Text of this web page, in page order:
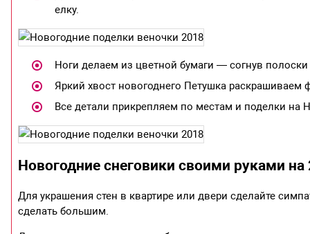
елку.
Ноги делаем из цветной бумаги — согнув
Яркий хвост новогоднего Петушка
Все детали прикрепляем по местам и поделки на
Новогодние снеговики своими руками на
Для украшения стен в квартире или двери сделайте
сделать большим.